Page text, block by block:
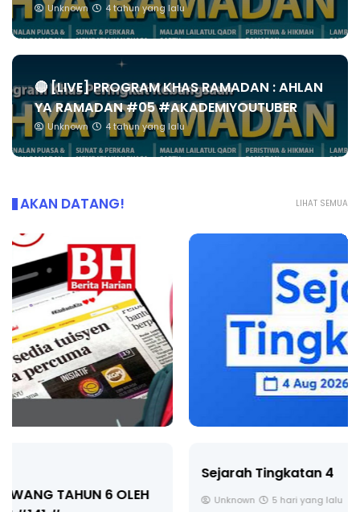
Unknown 4 tahun yang lalu
🔴 [LIVE] PROGRAM KHAS RAMADAN : AHLAN
YA RAMADAN #05 #AKADEMIYOUTUBER
Unknown 4 tahun yang lalu
LIHAT SEMUA
AKAN DATANG!
Unknown 5 hari yang lalu